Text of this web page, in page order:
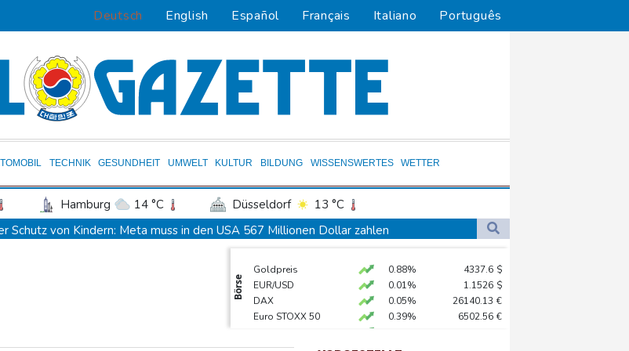
Deutsch English Español Français Italiano Português
TECHNIK GESUNDHEIT UMWELT KULTUR BILDUNG WISSENSWERTES WETTER
Hamburg 14 °C Düsseldorf
13 °C
15 °C Leipzig 14 °C Dortmund
12 °C
Bremen
Wien
23 °C
Schutz von Kindern: Meta muss in den USA 567 Millionen Dollar zahlen
bei Klimaschutz vorerst nicht nachsteuern - Kritik der Grünen
Börse
Goldpreis 0.88% 4337.6 $
EUR/USD
0.01% 1.1526 $
DAX
0.05% 26140.13 €
Euro STOXX 50
0.39% 6502.56 €
MDAX
0.01%